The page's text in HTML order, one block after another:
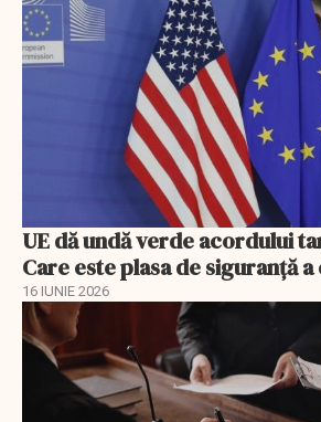
UE dă undă verde acordului
Care este plasa de siguranță
16 IUNIE 2026